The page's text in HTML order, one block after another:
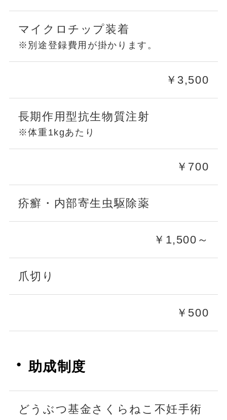
マイクロチップ装着
※別途登録費用が掛かります。
￥3,500
長期作用型抗生物質注射
※体重1kgあたり
￥700
疥癬・内部寄生虫駆除薬
￥1,500～
爪切り
￥500
・ 助成制度
どうぶつ基金さくらねこ不妊手術